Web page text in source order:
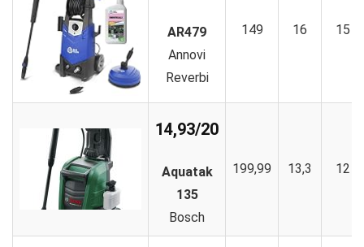
AR479
Annovi
Reverbi
149 16 15
14,93/20
Aquatak
135
Bosch
199,99 13,3 12